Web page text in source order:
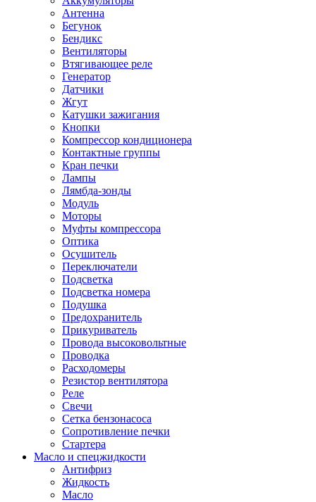
Антенна
Бегунок
Бендикс
Вентиляторы
Втягивающее реле
Генератор
Датчики
Жгут
Катушки зажигания
Кнопки
Компрессор кондиционера
Контактные группы
Кран печки
Лампы
Лямбда-зонды
Модуль
Моторы
Муфты компрессора
Оптика
Осушитель
Переключатели
Подсветка
Подсветка номера
Подушка
Предохранитель
Прикуриватель
Провода высоковольтные
Проводка
Расходомеры
Резистор вентилятора
Реле
Свечи
Сетка бензонасоса
Сопротивление печки
Стартера
Масло и спецжидкости
Антифриз
Жидкость
Масло